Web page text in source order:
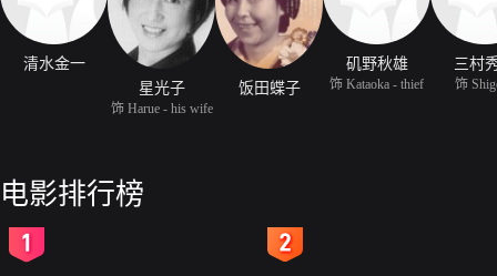
清水金一
星光子
饰 Harue - his wife
饭田蝶子
矶野秋雄
饰 Kataoka - thief
三村
饰
电影排行榜